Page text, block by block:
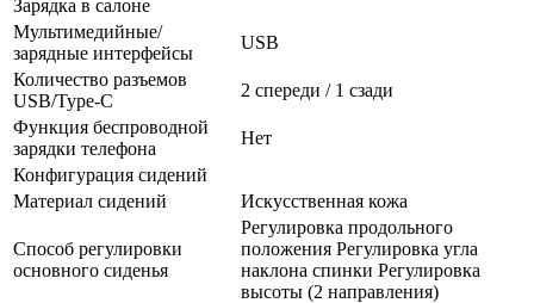
Зарядка в салоне
Мультимедийные/
зарядные интерфейсы
USB
Количество разъемов
USB/Type-C
2 спереди / 1 сзади
Функция беспроводной
зарядки телефона
Нет
Конфигурация сидений
Материал сидений
Искусственная кожа
Способ регулировки
основного сиденья
Регулировка продольного
положения Регулировка угла
наклона спинки Регулировка
высоты (2 направления)